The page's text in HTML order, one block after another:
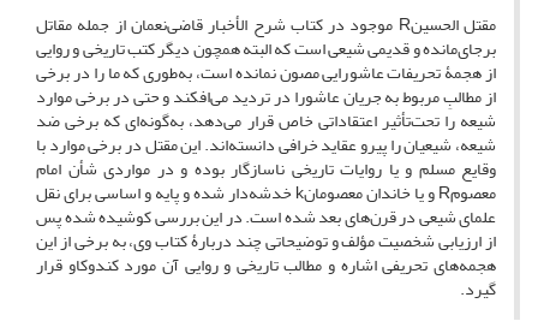
مقتل الحسینR موجود در کتاب شرح الأخبار قاضی‌نعمان از جمله مقاتل
برجای‌مانده و قدیمی شیعی است که البته همچون دیگر کتب تاریخی و روایی
از هجمۀ تحریفات عاشورایی مصون نمانده است، به‌طوری که ما را در برخی
از مطالبِ مربوط به جریان عاشورا در تردید می‌افکند و حتی در برخی موارد
شیعه را تحت‌تأثیر اعتقاداتی خاص قرار می‌دهد، به‌گونه‌ای که برخی ضد
شیعه، شیعیان را پیرو عقاید خرافی دانسته‌اند. این مقتل در برخی موارد با
وقایع مسلم و یا روایات تاریخی ناسازگار بوده و در مواردی شأن امام
معصومR و یا خاندان معصومانk خدشه‌دار شده و پایه و اساسی برای نقل
علمای شیعی در قرن‌های بعد شده است. در این بررسی کوشیده شده پس
از ارزیابی شخصیت مؤلف و توضیحاتی چند دربارۀ کتاب وی، به برخی از این
هجمه‌های تحریفی اشاره و مطالب تاریخی و روایی آن مورد کندوکاو قرار
گیرد.